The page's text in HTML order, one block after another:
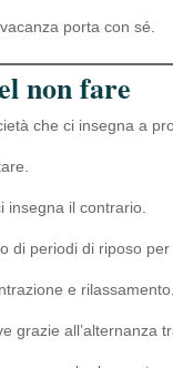
porta con sé.
non fare
che ci insegna a
insegna il contrario.
di periodi di riposo per
e rilassamento.
grazie all’alternanza